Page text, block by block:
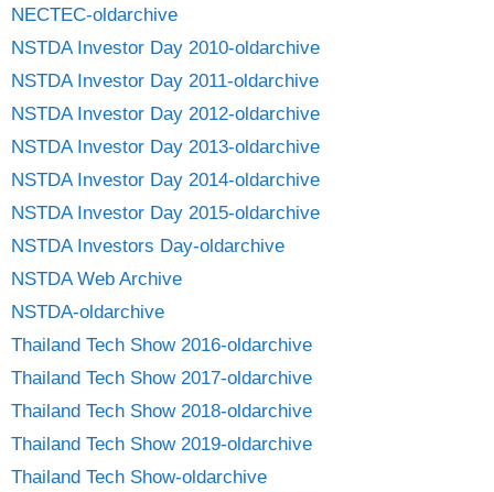
NECTEC-oldarchive
NSTDA Investor Day 2010-oldarchive
NSTDA Investor Day 2011-oldarchive
NSTDA Investor Day 2012-oldarchive
NSTDA Investor Day 2013-oldarchive
NSTDA Investor Day 2014-oldarchive
NSTDA Investor Day 2015-oldarchive
NSTDA Investors Day-oldarchive
NSTDA Web Archive
NSTDA-oldarchive
Thailand Tech Show 2016-oldarchive
Thailand Tech Show 2017-oldarchive
Thailand Tech Show 2018-oldarchive
Thailand Tech Show 2019-oldarchive
Thailand Tech Show-oldarchive